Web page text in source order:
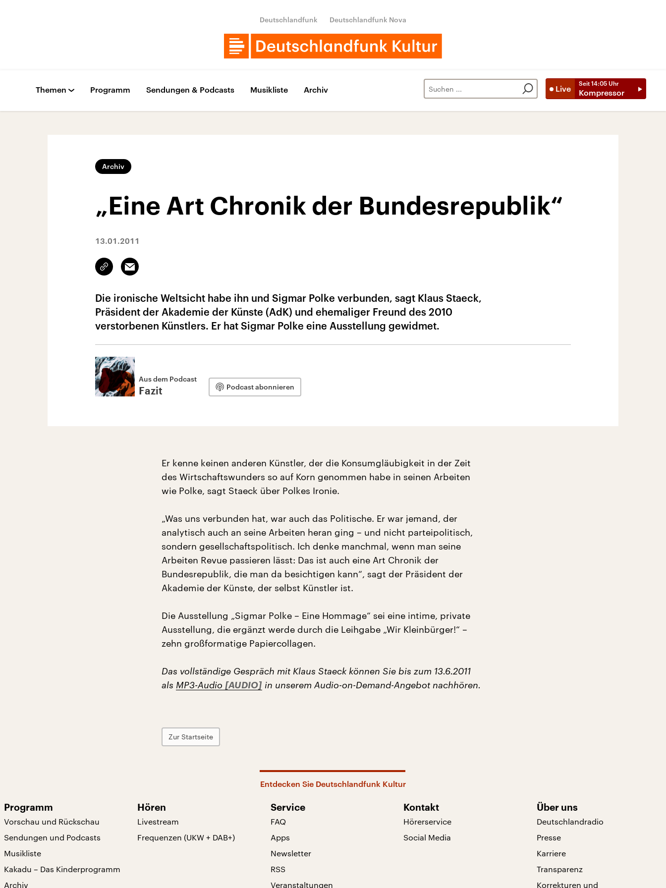
Deutschlandfunk Deutschlandfunk Nova
Live
Seit 14:05 Uhr
Kompressor
Themen Programm Sendungen & Podcasts Musikliste Archiv
Archiv
„Eine Art Chronik der Bundesrepublik“
13.01.2011
Link
kopieren/teilen
Email
Die ironische Weltsicht habe ihn und Sigmar Polke verbunden, sagt Klaus Staeck,
Präsident der Akademie der Künste (AdK) und ehemaliger Freund des 2010
verstorbenen Künstlers. Er hat Sigmar Polke eine Ausstellung gewidmet.
Aus dem Podcast
Fazit Podcast abonnieren
Er kenne keinen anderen Künstler, der die Konsumgläubigkeit in der Zeit
des Wirtschaftswunders so auf Korn genommen habe in seinen Arbeiten
wie Polke, sagt Staeck über Polkes Ironie.
„Was uns verbunden hat, war auch das Politische. Er war jemand, der
analytisch auch an seine Arbeiten heran ging – und nicht parteipolitisch,
sondern gesellschaftspolitisch. Ich denke manchmal, wenn man seine
Arbeiten Revue passieren lässt: Das ist auch eine Art Chronik der
Bundesrepublik, die man da besichtigen kann“, sagt der Präsident der
Akademie der Künste, der selbst Künstler ist.
Die Ausstellung „Sigmar Polke – Eine Hommage“ sei eine intime, private
Ausstellung, die ergänzt werde durch die Leihgabe „Wir Kleinbürger!“ –
zehn großformatige Papiercollagen.
Das vollständige Gespräch mit Klaus Staeck können Sie bis zum 13.6.2011
als MP3-Audio in unserem Audio-on-Demand-Angebot nachhören.
Zur Startseite
Entdecken Sie Deutschlandfunk Kultur
Programm
Vorschau und Rückschau
Sendungen und Podcasts
Musikliste
Kakadu – Das Kinderprogramm
Archiv
Hören
Livestream
Frequenzen (UKW + DAB+)
Service
FAQ
Apps
Newsletter
RSS
Veranstaltungen
Kontakt
Hörerservice
Social Media
Über uns
Deutschlandradio
Presse
Karriere
Transparenz
Korrekturen und